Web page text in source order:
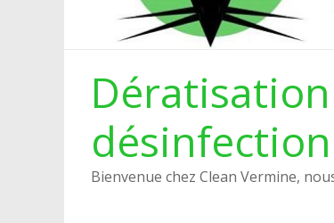
Bienvenue chez Clean Vermine,